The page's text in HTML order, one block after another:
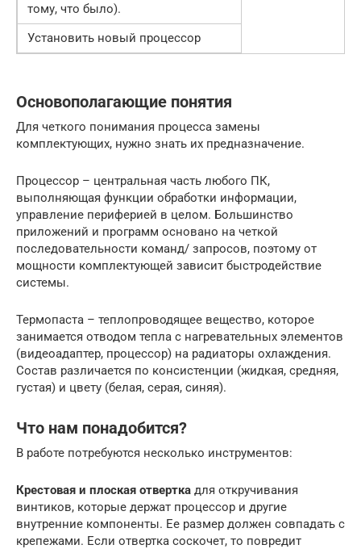
тому, что было).
Установить новый процессор
Основополагающие понятия
Для четкого понимания процесса замены
комплектующих, нужно знать их предназначение.
Процессор – центральная часть любого ПК,
выполняющая функции обработки информации,
управление периферией в целом. Большинство
приложений и программ основано на четкой
последовательности команд/ запросов, поэтому от
мощности комплектующей зависит быстродействие
системы.
Термопаста – теплопроводящее вещество, которое
занимается отводом тепла с нагревательных элементов
(видеоадаптер, процессор) на радиаторы охлаждения.
Состав различается по консистенции (жидкая, средняя,
густая) и цвету (белая, серая, синяя).
Что нам понадобится?
В работе потребуются несколько инструментов:
Крестовая и плоская отвертка для откручивания
винтиков, которые держат процессор и другие
внутренние компоненты. Ее размер должен совпадать с
крепежами. Если отвертка соскочет, то повредит